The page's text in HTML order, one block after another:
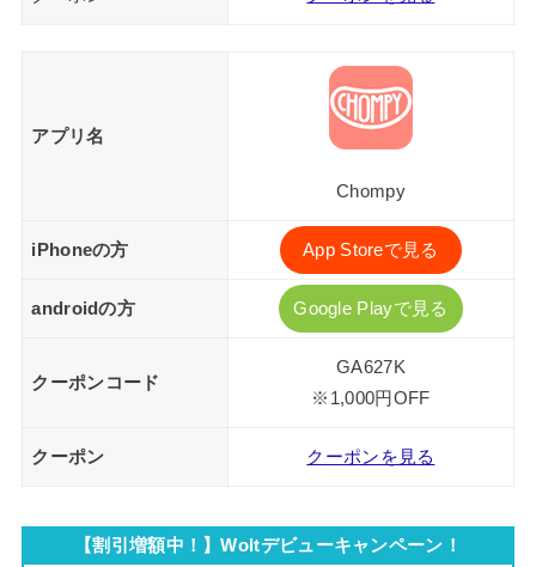
アプリ名
Chompy
iPhoneの方 App Storeで見る
androidの方 Google Playで見る
クーポンコード
GA627K
※1,000円OFF
クーポン クーポンを見る
【割引増額中！】Woltデビューキャンペーン！